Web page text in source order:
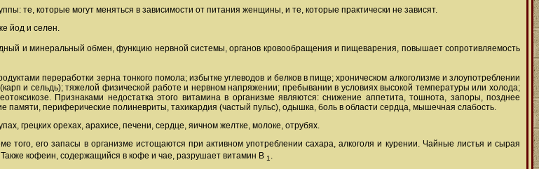
те, которые могут меняться в зависимости от питания женщины, и те, которые практически не зависят.
йод и селен.
и минеральный обмен, функцию нервной системы, органов кровообращения и пищеварения, повышает сопротивляемость
переработки зерна тонкого помола; избытке углеводов и белков в пище; хроническом алкоголизме и злоупотреблении
и сельдь); тяжелой физической работе и нервном напряжении; пребывании в условиях высокой температуры или холода;
Признаками недостатка этого витамина в организме являются: снижение аппетита, тошнота, запоры, позднее
памяти, периферические полиневриты, тахикардия (частый пульс), одышка, боль в области сердца, мышечная слабость.
грецких орехах, арахисе, печени, сердце, яичном желтке, молоке, отрубях.
того, его запасы в организме истощаются при активном употреблении сахара, алкоголя и курении. Чайные листья и сырая
кофеин, содержащийся в кофе и чае, разрушает витамин В 1